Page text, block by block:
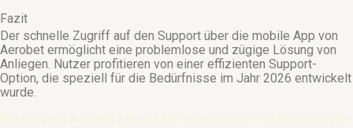
Fazit
Der schnelle Zugriff auf den Support über die mobile App von
Aerobet ermöglicht eine problemlose und zügige Lösung von
Anliegen. Nutzer profitieren von einer effizienten Support-
Option, die speziell für die Bedürfnisse im Jahr 2026 entwickelt
wurde.